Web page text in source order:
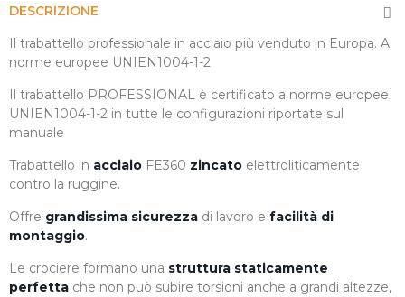
DESCRIZIONE
Il trabattello professionale in acciaio più venduto in Europa. A
norme europee UNIEN1004-1-2
Il trabattello PROFESSIONAL è certificato a norme europee
UNIEN1004-1-2 in tutte le configurazioni riportate sul
manuale
Trabattello in acciaio FE360 zincato elettroliticamente
contro la ruggine.
Offre grandissima sicurezza di lavoro e facilità di
montaggio.
Le crociere formano una struttura staticamente
perfetta che non può subire torsioni anche a grandi altezze,